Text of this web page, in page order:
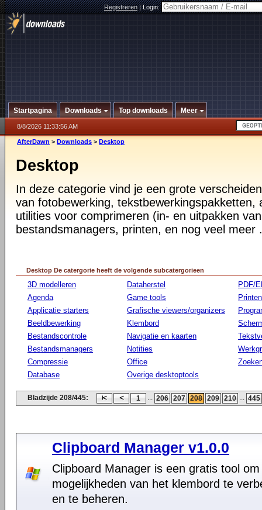
Registreren|Login:
Startpagina Downloads Top downloads Meer
8/8/2026 11:33:56 AM
AfterDawn > Downloads > Desktop
Desktop
In deze categorie vind je een grote
van fotobewerking, tekstbewerkingspakketten,
utilities voor comprimeren (in- en uitpakken
bestandsmanagers, printen, en nog veel meer
Desktop De catergorie heeft de volgende subcatergorieen
3D modelleren
Agenda
Applicatie starters
Beeldbewerking
Bestandscontrole
Bestandsmanagers
Compressie
Database
Dataherstel
Game tools
Grafische viewers/organizers
Klembord
Navigatie en kaarten
Notities
Office
Overige desktoptools
PDF/
Printen
Bladzijde 208/445: 1 ... 206 207 208 209 210 ... 445
Clipboard Manager v1.0.0
Clipboard Manager is een gratis tool
mogelijkheden van het klembord te
en te beheren.